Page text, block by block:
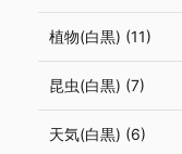
植物(白黒) (11)
昆虫(白黒) (7)
天気(白黒) (6)